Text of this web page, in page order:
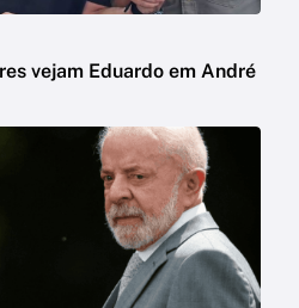
vejam Eduardo em André